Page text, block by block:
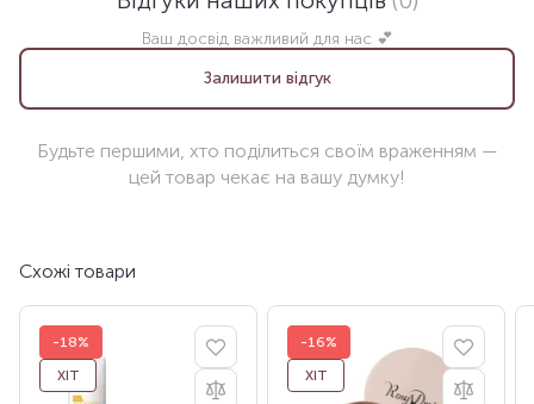
Ваш досвід важливий для нас 💕
Залишити відгук
Будьте першими, хто поділиться своїм враженням —
цей товар чекає на вашу думку!
Схожі товари
-18%
ХІТ
-16%
ХІТ